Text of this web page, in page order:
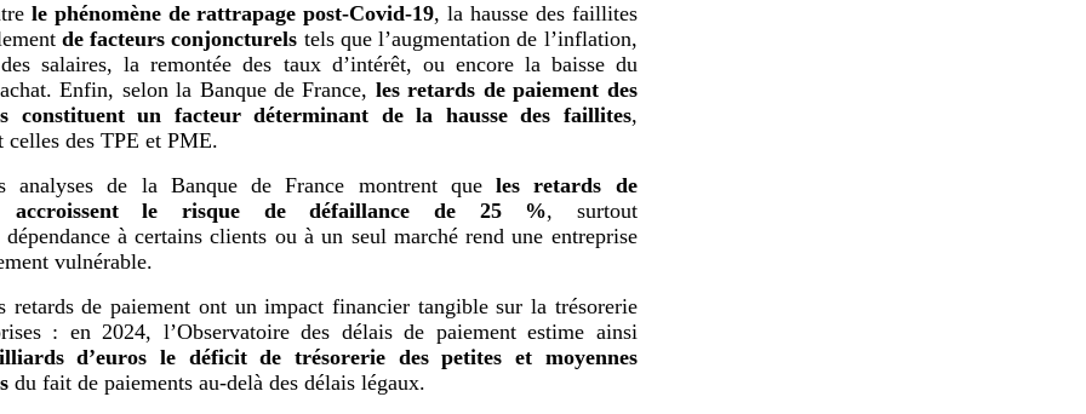
le phénomène de rattrapage post-Covid-19, la hausse des faillites
de facteurs conjoncturels tels que l’augmentation de l’inflation,
salaires, la remontée des taux d’intérêt, ou encore la baisse du
Enfin, selon la Banque de France, les retards de paiement des
constituent un facteur déterminant de la hausse des faillites,
celles des TPE et PME.
analyses de la Banque de France montrent queles retards de
accroissent le
risque de défaillance de 25 %, surtout
dépendance à certains clients ou à un seul marché rend une entreprise
vulnérable.
retards de paiement ont un impact financier tangible sur la trésorerie
: en 2024, l’Observatoire des délais de paiement estime ainsi
d’euros le déficit de trésorerie des petites et moyennes
du fait de paiements au-delà des délais légaux.